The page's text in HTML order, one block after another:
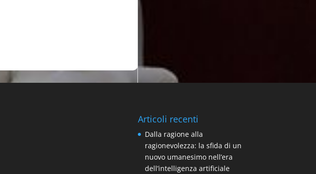
Articoli recenti
Dalla ragione alla
ragionevolezza: la sfida di un
nuovo umanesimo nell’era
dell’intelligenza artificiale